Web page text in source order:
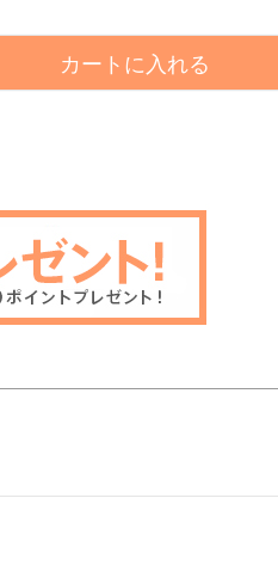
カートに入れる